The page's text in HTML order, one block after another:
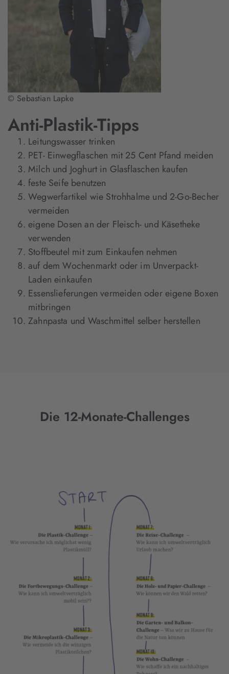
© Sebastian Lapke
Anti-Plastik-Tipps
Leitungswasser trinken
PET- Einwegflaschen mit 25 Cent Pfand meiden
Milch und Joghurt in Glasflaschen kaufen
feste Seife benutzen
Wegwerfartikel wie Strohhalme und 2-Go-Becher
vermeiden
eigene Dosen an der Fleisch- und Käsetheke
verwenden
Stoffbeutel mit zum Einkaufen nehmen
auf dem Wochenmarkt oder im Unverpackt-
Laden einkaufen
Essenslieferungen vermeiden oder eigene Boxen
mitbringen
Zahnpasta und Waschmittel selber herstellen
Die 12-Monate-Challenges